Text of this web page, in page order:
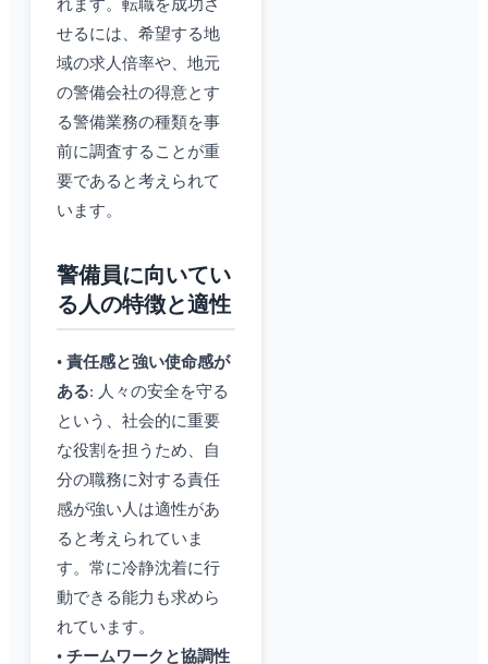
れます。転職を成功さ
せるには、希望する地
域の求人倍率や、地元
の警備会社の得意とす
る警備業務の種類を事
前に調査することが重
要であると考えられて
います。
警備員に向いてい
る人の特徴と適性
• 責任感と強い使命感が
ある: 人々の安全を守る
という、社会的に重要
な役割を担うため、自
分の職務に対する責任
感が強い人は適性があ
ると考えられていま
す。常に冷静沈着に行
動できる能力も求めら
れています。
• チームワークと協調性